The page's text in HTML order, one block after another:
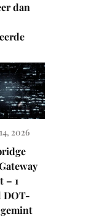
dan
2026
– 1
DOT-